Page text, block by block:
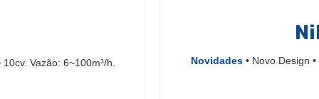
Vazão: 6~100m³/h. Novidades• Novo Design